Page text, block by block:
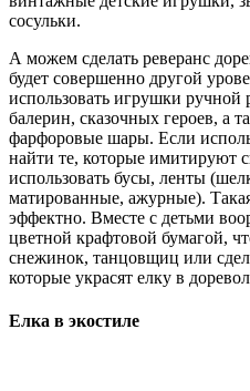
сосульки.
А можем сделать реверанс
будет совершенно другой
использовать игрушки
балерин, сказочных героев, а
фарфоровые шары. Если
найти те, которые имитируют
использовать бусы, ленты
матированные, ажурные).
эффектно. Вместе с детьми
цветной крафтовой бумагой,
снежинок, танцовщиц или
которые украсят елку в
Елка в экостиле